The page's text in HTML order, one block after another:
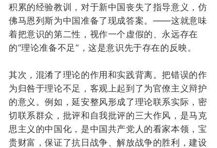
积累的经验教训 ， 对于新中国丧失了指导意义 ， 仿
佛马恩列斯为中国准备了现成答案。 ——这就意味
着把意识的第二性， 视作一个虚假的、永远存在
的“理论准备不足”，这是意识先于存在的反映。
其次 ， 混淆了理论的作用和实践背离。把错误的作
为归咎于理论不足， 客观上起到了为官僚主义辩护
的意义 。例如，延安整风形成了理论联系实际， 密
切联系群众 ， 批评和自我批评的三大作风， 是马克
思主义 的中国化 ， 是中国共产党人的看家本领，宝
贵财富，保证了抗日战争、解放战争的胜利 ，建设